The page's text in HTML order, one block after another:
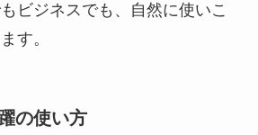
ビジネスでも、自然に使いこ
す。
の使い方